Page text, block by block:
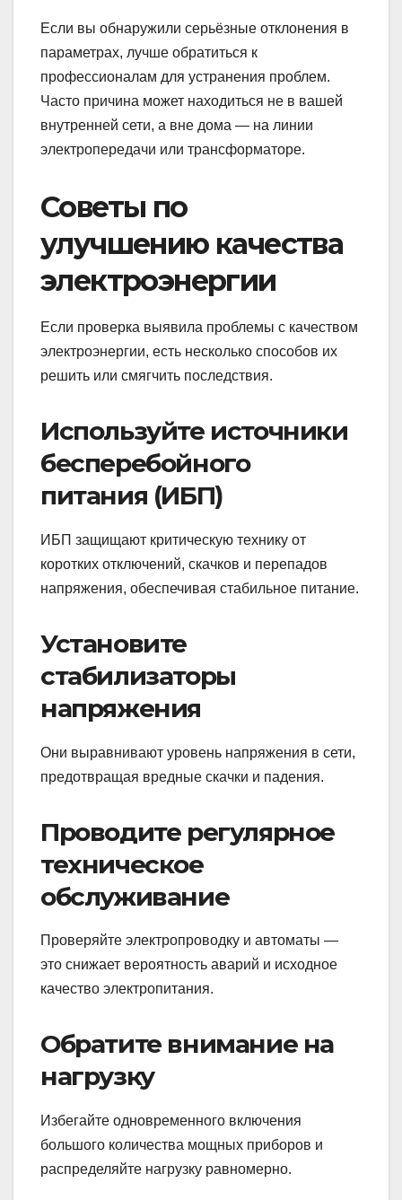
Если вы обнаружили серьёзные отклонения в
параметрах, лучше обратиться к
профессионалам для устранения проблем.
Часто причина может находиться не в вашей
внутренней сети, а вне дома — на линии
электропередачи или трансформаторе.
Советы по
улучшению качества
электроэнергии
Если проверка выявила проблемы с качеством
электроэнергии, есть несколько способов их
решить или смягчить последствия.
Используйте источники
бесперебойного
питания (ИБП)
ИБП защищают критическую технику от
коротких отключений, скачков и перепадов
напряжения, обеспечивая стабильное питание.
Установите
стабилизаторы
напряжения
Они выравнивают уровень напряжения в сети,
предотвращая вредные скачки и падения.
Проводите регулярное
техническое
обслуживание
Проверяйте электропроводку и автоматы —
это снижает вероятность аварий и исходное
качество электропитания.
Обратите внимание на
нагрузку
Избегайте одновременного включения
большого количества мощных приборов и
распределяйте нагрузку равномерно.